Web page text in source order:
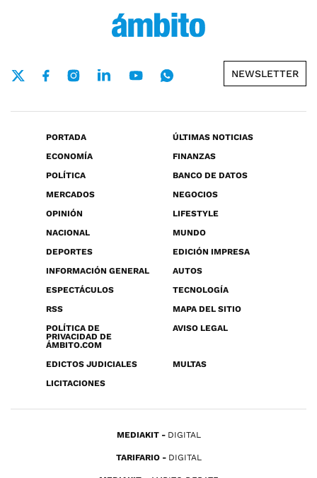
NEWSLETTER
PORTADA
ÚLTIMAS NOTICIAS
ECONOMÍA
FINANZAS
POLÍTICA
BANCO DE DATOS
MERCADOS
NEGOCIOS
OPINIÓN
LIFESTYLE
NACIONAL
MUNDO
DEPORTES
EDICIÓN IMPRESA
INFORMACIÓN GENERAL
AUTOS
ESPECTÁCULOS
TECNOLOGÍA
RSS
MAPA DEL SITIO
POLÍTICA DE
PRIVACIDAD DE
ÁMBITO.COM
AVISO LEGAL
EDICTOS JUDICIALES
MULTAS
LICITACIONES
MEDIAKIT DIGITAL
TARIFARIO DIGITAL